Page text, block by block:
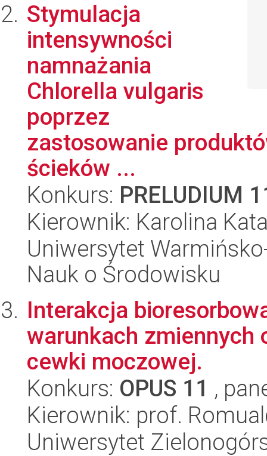
Stymulacja
intensywności
namnażania
Chlorella vulgaris
poprzez
zastosowanie
ścieków ...
Konkurs: PRELUDIUM
Kierownik: Karolina
Uniwersytet
Nauk o Środowisku
Interakcja
warunkach zmiennych
cewki moczowej.
Konkurs: OPUS 11 ,
Kierownik: prof.
Uniwersytet